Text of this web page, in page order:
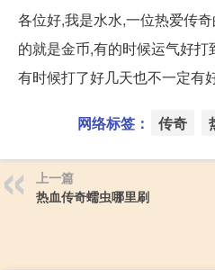
各位好,我是水水,一位热爱传
的就是金币,有的时候运气好
有时候打了好几天也不一定有
网络标签： 传奇
上一篇
热血传奇蠕虫哪里刷